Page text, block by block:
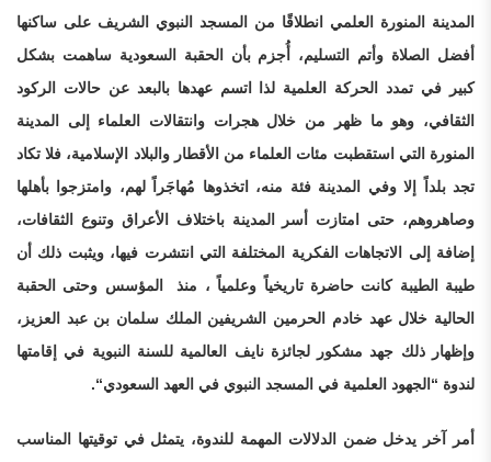
المدينة المنورة العلمي انطلاقًا من المسجد النبوي الشريف على ساكنها
أفضل الصلاة وأتم التسليم، أُجزم بأن الحقبة السعودية ساهمت بشكل
كبير في تمدد الحركة العلمية لذا اتسم عهدها بالبعد عن حالات الركود
الثقافي، وهو ما ظهر من خلال هجرات وانتقالات العلماء إلى المدينة
المنورة التي استقطبت مئات العلماء من الأقطار والبلاد الإسلامية، فلا تكاد
تجد بلداً إلا وفي المدينة فئة منه، اتخذوها مُهاجَراً لهم، وامتزجوا بأهلها
وصاهروهم، حتى امتازت أسر المدينة باختلاف الأعراق وتنوع الثقافات،
إضافة إلى الاتجاهات الفكرية المختلفة التي انتشرت فيها، ويثبت ذلك أن
طيبة الطيبة كانت حاضرة تاريخياً وعلمياً ، منذ المؤسس وحتى الحقبة
الحالية خلال عهد خادم الحرمين الشريفين الملك سلمان بن عبد العزيز،
وإظهار ذلك جهد مشكور لجائزة نايف العالمية للسنة النبوية في إقامتها
لندوة “ الجهود العلمية في المسجد النبوي في العهد السعودي“.
أمر آخر يدخل ضمن الدلالات المهمة للندوة، يتمثل في توقيتها المناسب